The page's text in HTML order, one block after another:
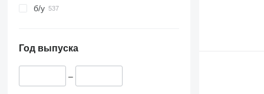
б/у
Год выпуска
–